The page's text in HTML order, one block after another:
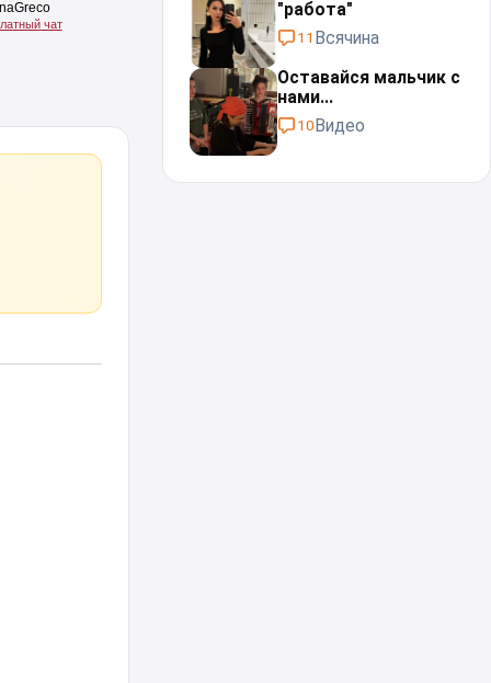
"работа"⁠⁠
11 Всячина
Оставайся мальчик с
нами...⁠⁠
10Видео